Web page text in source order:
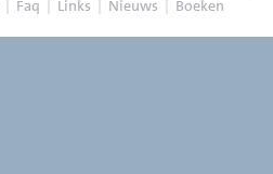
| Faq | Links | Nieuws | Boeken